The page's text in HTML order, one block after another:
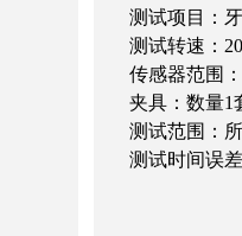
测试项目：
测试转速：
传感器范围
夹具：数量1
测试范围：
测试时间误